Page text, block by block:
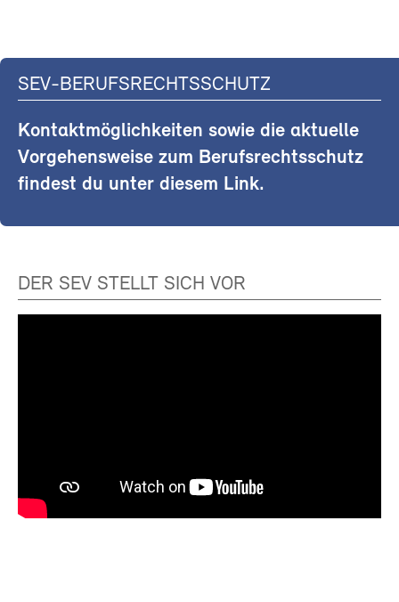
SEV-BERUFSRECHTSSCHUTZ
Kontaktmöglichkeiten sowie die aktuelle
Vorgehensweise zum Berufsrechtsschutz
findest du unter diesem Link.
DER SEV STELLT SICH VOR